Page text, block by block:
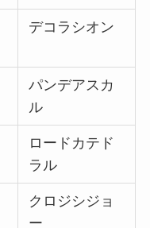
デコラシオン
パンデアスカ
ル
ロードカテド
ラル
クロジシジョ
ー